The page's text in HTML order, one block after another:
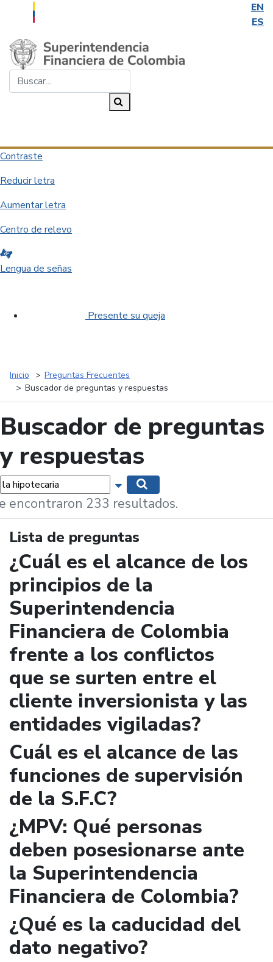
EN
ES
Saltar al contenido principal
Contraste
Reducir letra
Aumentar letra
Centro de relevo
Lengua de señas
Presente su queja
Inicio
Preguntas Frecuentes
Buscador de preguntas y respuestas
Buscador de preguntas
y respuestas
Mostrar opciones de búsqueda
encontraron 233 resultados.
Lista de preguntas
¿Cuál es el alcance de los
principios de la
Superintendencia
Financiera de Colombia
frente a los conflictos
que se surten entre el
cliente inversionista y las
entidades vigiladas?
Cuál es el alcance de las
funciones de supervisión
de la S.F.C?
¿MPV: Qué personas
deben posesionarse ante
la Superintendencia
Financiera de Colombia?
¿Qué es la caducidad del
dato negativo?